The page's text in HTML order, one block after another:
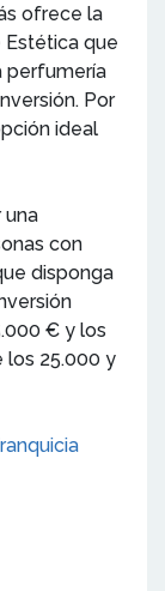
ofrece la
Estética que
perfumería
Por
ideal
una
con
disponga
€ y los
los 25.000 y